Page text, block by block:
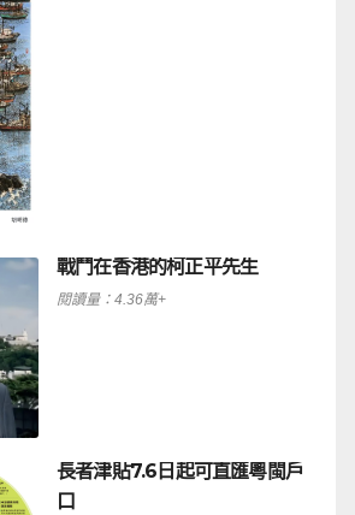
戰鬥在香港的柯正平先生
閱讀量：4.36萬+
長者津貼7.6日起可直匯粵閩戶
口